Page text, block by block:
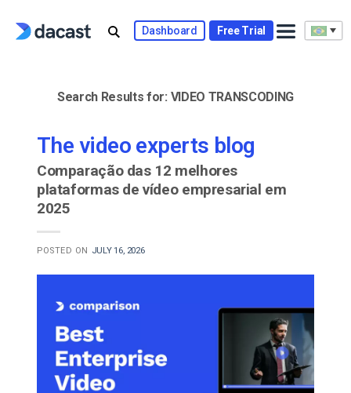
Dashboard Free Trial
Search Results for: VIDEO TRANSCODING
The video experts blog
Comparação das 12 melhores
plataformas de vídeo empresarial em
2025
POSTED ON JULY 16, 2026